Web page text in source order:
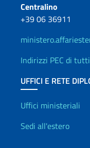
Centralino
+39 06 36911
Indirizzi PEC di
UFFICI E RETE
Uffici e
Uffici ministeriali
Sedi all'estero